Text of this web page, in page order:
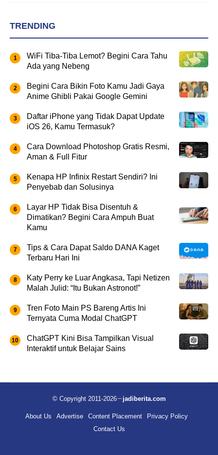
TRENDING
WiFi Tiba-Tiba Lemot? Begini Cara Tahu
Ada yang Nebeng
Begini Cara Bikin Foto Kamu Jadi Gaya
Anime Ghibli Pakai Google Gemini
Daftar iPhone yang Tidak Dapat Update
iOS 26, Kamu Termasuk?
Cara Download Photoshop Gratis Resmi,
Aman & Full Fitur
Kenapa HP Infinix Restart Sendiri? Ini
Penyebab dan Solusinya
Layar HP Tidak Bisa Disentuh &
Dimatikan? Begini Cara Ampuh Buat
Kamu
Tips & Cara Dapat Saldo DANA Kaget
Terbaru Hari Ini
Katy Perry ke Luar Angkasa, Tapi Netizen
Malah Julid: “Itu Bukan Astronot!”
Tren Foto Main PS Bareng Artis Ini
Ternyata Cuma Modal ChatGPT
ChatGPT Kini Bisa Tampilkan Visual
Interaktif untuk Belajar Sains
© Copyright 2011-2026 jadiberita.com
About Us Advertise Content Placement
Privacy Policy
Contact Us